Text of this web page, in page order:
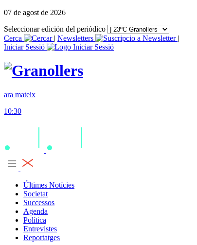
07 de agost de 2026
Seleccionar edición del periódico
Cerca
| Newsletters
|
Iniciar Sessió
ara mateix
10:30
Últimes Notícies
Societat
Successos
Agenda
Política
Entrevistes
Reportatges